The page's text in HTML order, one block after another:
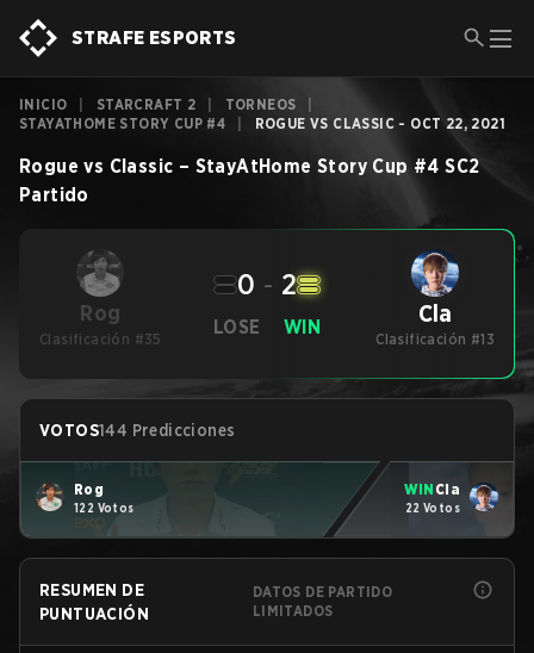
STRAFE ESPORTS
INICIO STARCRAFT 2 TORNEOS
STAYATHOME STORY CUP #4
ROGUE VS CLASSIC - OCT 22, 2021
Rogue vs Classic – StayAtHome Story Cup #4 SC2
Partido
Rog
Clasificación #35
LOSE
0 - 2
WIN Cla
Clasificación #13
VOTOS144 Predicciones
Rog
122 Votos
WIN Cla
22 Votos
RESUMEN DE
PUNTUACIÓN
DATOS DE PARTIDO
LIMITADOS